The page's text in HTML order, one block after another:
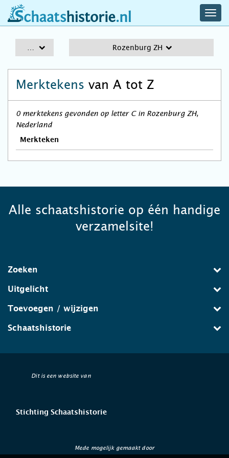
schaatshistorie.nl
Rozenburg ZH
Merktekens van A tot Z
0 merktekens gevonden op letter C in Rozenburg ZH,
Nederland
Merkteken
Alle schaatshistorie op één handige
verzamelsite!
Zoeken
Uitgelicht
Toevoegen / wijzigen
Schaatshistorie
Dit is een website van
Stichting Schaatshistorie
Mede mogelijk gemaakt door